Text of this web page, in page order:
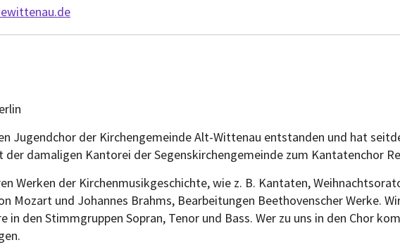
Jugendchor der Kirchengemeinde Alt-Wittenau entstanden und hat
damaligen Kantorei der Segenskirchengemeinde zum Kantatenchor
Werken der Kirchenmusikgeschichte, wie z. B. Kantaten,
Mozart und Johannes Brahms, Bearbeitungen Beethovenscher Werke.
in den Stimmgruppen Sopran, Tenor und Bass. Wer zu uns in den Chor